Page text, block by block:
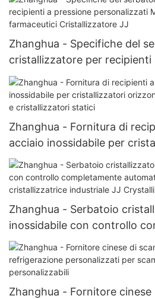
Zhanghua - Specifiche del
cristallizzatore per recipienti
personalizzati Macchinari per
farmaceutici Cristallizzatore
Zhanghua - Fornitura di
acciaio inossidabile per
industriali farmaceutici e
Zhanghua - Serbatoio
inossidabile con controllo
automatico/Attrezzatura
industriale JJ Crystallizer
Zhanghua - Fornitore